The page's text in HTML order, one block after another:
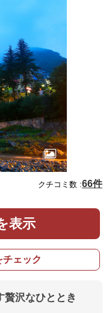
クチコミ数 :66件
表示
ェック
贅沢なひととき